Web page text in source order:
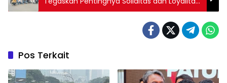
Pengurus
Pos Terkait